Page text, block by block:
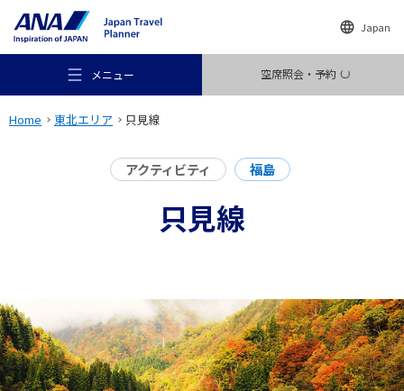
Japan
メニュー 空席照会・予約
行き先
Home 東北エリア 只見線
アクティビティ 福島
只見線